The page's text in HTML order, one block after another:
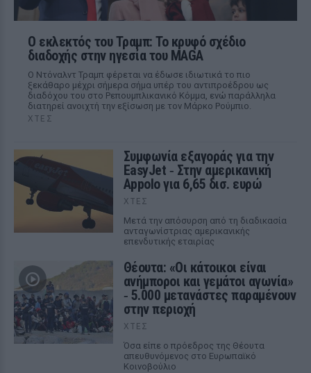
Ο εκλεκτός του Τραμπ: Το κρυφό σχέδιο
διαδοχής στην ηγεσία του MAGA
Ο Ντόναλντ Τραμπ φέρεται να έδωσε ιδιωτικά το πιο
ξεκάθαρο μέχρι σήμερα σήμα υπέρ του αντιπροέδρου ως
διαδόχου του στο Ρεπουμπλικανικό Κόμμα, ενώ παράλληλα
διατηρεί ανοιχτή την εξίσωση με τον Μάρκο Ρούμπιο.
ΧΤΕΣ
Συμφωνία εξαγοράς για την
EasyJet ‑ Στην αμερικανική
Appolo για 6,65 δισ. ευρώ
ΧΤΕΣ
Μετά την απόσυρση από τη διαδικασία
ανταγωνίστριας αμερικανικής
επενδυτικής εταιρίας
Θέουτα: «Οι κάτοικοι είναι
ανήμποροι και γεμάτοι αγωνία»
‑ 5.000 μετανάστες παραμένουν
στην περιοχή
ΧΤΕΣ
Όσα είπε ο πρόεδρος της Θέουτα
απευθυνόμενος στο Ευρωπαϊκό
Κοινοβούλιο